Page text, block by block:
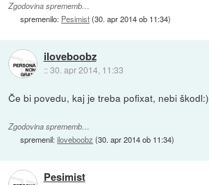
Zgodovina sprememb…
spremenilo: Pesimist(30. apr 2014 ob 11:34)
iloveboobz
::30. apr 2014, 11:33
Če bi povedu, kaj je treba pofixat, nebi škodl:)
Zgodovina sprememb…
spremenil:iloveboobz (30. apr 2014 ob 11:34)
Pesimist